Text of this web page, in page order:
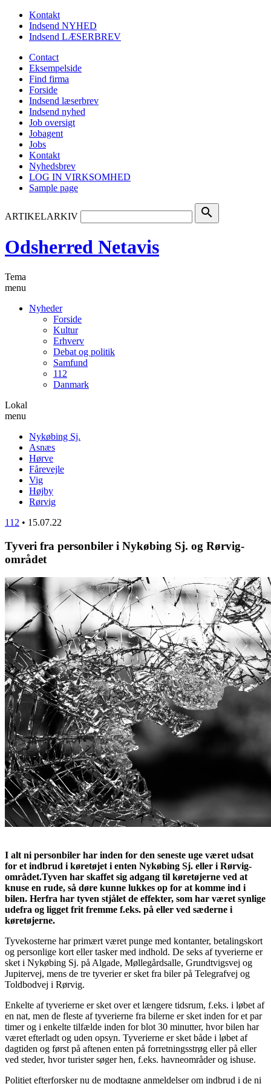
Kontakt
Indsend NYHED
Indsend LÆSERBREV
Contact
Eksempelside
Find firma
Forside
Indsend læserbrev
Indsend nyhed
Job oversigt
Jobagent
Jobs
Kontakt
Nyhedsbrev
LOG IN VIRKSOMHED
Sample page
ARTIKELARKIV search
Odsherred Netavis
Tema
menu
Nyheder
Forside
Kultur
Erhverv
Debat og politik
Samfund
112
Danmark
Lokal
menu
Nykøbing Sj.
Asnæs
Hørve
Fårevejle
Vig
Højby
Rørvig
112 • 15.07.22
Tyveri fra personbiler i Nykøbing Sj. og Rørvig-
området
I alt ni personbiler har inden for den seneste uge været udsat
for et indbrud i køretøjet i enten Nykøbing Sj. eller i Rørvig-
området.Tyven har skaffet sig adgang til køretøjerne ved at
knuse en rude, så døre kunne lukkes op for at komme ind i
bilen. Herfra har tyven stjålet de effekter, som har været synlige
udefra og ligget frit fremme f.eks. på eller ved sæderne i
køretøjerne.
Tyvekosterne har primært været punge med kontanter, betalingskort
og personlige kort eller tasker med indhold. De seks af tyverierne er
sket i Nykøbing Sj. på Algade, Møllegårdsalle, Grundtvigsvej og
Jupitervej, mens de tre tyverier er sket fra biler på Telegrafvej og
Toldbodvej i Rørvig.
Enkelte af tyverierne er sket over et længere tidsrum, f.eks. i løbet af
en nat, men de fleste af tyverierne fra bilerne er sket inden for et par
timer og i enkelte tilfælde inden for blot 30 minutter, hvor bilen har
været efterladt og uden opsyn. Tyverierne er sket både i løbet af
dagtiden og først på aftenen enten på forretningsstrøg eller på eller
ved steder, hvor turister søger hen, f.eks. havneområder og ishuse.
Politiet efterforsker nu de modtagne anmeldelser om indbrud i de ni